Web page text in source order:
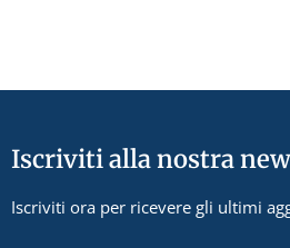
Iscriviti alla nostra
Iscriviti ora per ricevere gli ultimi